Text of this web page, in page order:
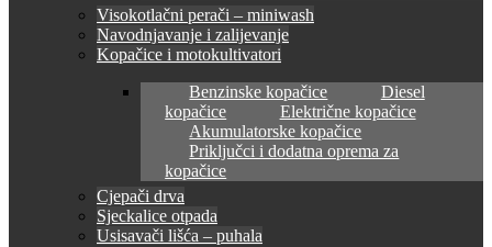
Visokotlačni perači – miniwash
Navodnjavanje i zalijevanje
Kopačice i motokultivatori
Benzinske kopačice
Diesel
kopačice
Električne kopačice
Akumulatorske kopačice
Priključci i dodatna oprema za
kopačice
Cjepači drva
Sjeckalice otpada
Usisavači lišća – puhala